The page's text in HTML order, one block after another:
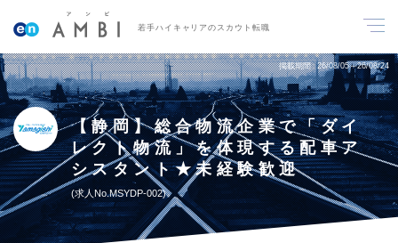
若手ハイキャリアのスカウト転職
掲載期間 26/08/05～26/08/24
【静岡】総合物流企業で「ダイ
レクト物流」を体現する配車ア
シスタント★未経験歓迎
求人No.MSYDP-002